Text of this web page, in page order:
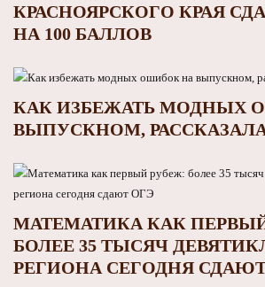
КРАСНОЯРСКОГО КРАЯ
НА 100 БАЛЛОВ
КАК ИЗБЕЖАТЬ МОДНЫХ
ВЫПУСКНОМ,
МАТЕМАТИКА КАК
БОЛЕЕ 35 ТЫСЯЧ
РЕГИОНА СЕГОДНЯ